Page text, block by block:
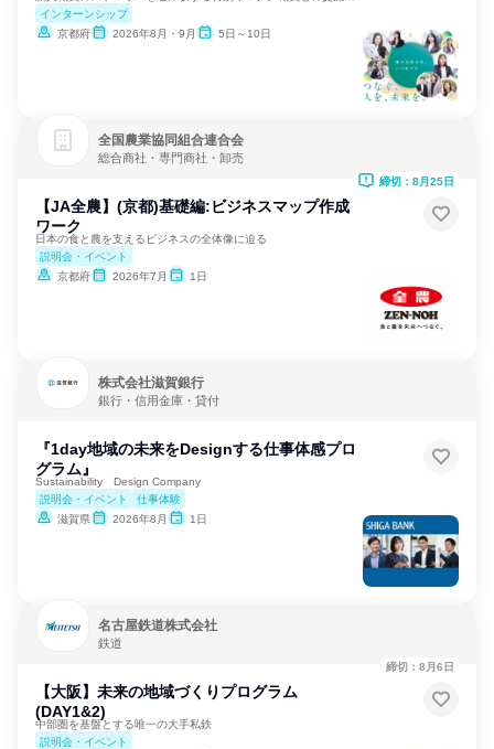
インターンシップ
京都府
2026年8月・9月 5日～10日
全国農業協同組合連合会
総合商社・専門商社・卸売
【JA全農】(京都)基礎編:ビジネスマップ作成
ワーク
日本の食と農を支えるビジネスの全体像に迫る
説明会・イベント
京都府
2026年7月 1日
締切：8月25日
株式会社滋賀銀行
銀行・信用金庫・貸付
『1day地域の未来をDesignする仕事体感プロ
グラム』
Sustainability Design Company
説明会・イベント
仕事体験
滋賀県
2026年8月 1日
名古屋鉄道株式会社
鉄道
【大阪】未来の地域づくりプログラム
(DAY1&2)
中部圏を基盤とする唯一の大手私鉄
説明会・イベント
締切：8月6日